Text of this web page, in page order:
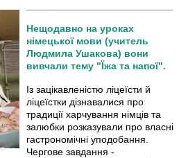
Нещодавно на уроках
німецької мови (учитель
Людмила Ушакова) вони
вивчали тему "Їжа та напої".
Із зацікавленістю ліцеїсти й
ліцеїстки дізнавалися про
традиції харчування німців та
залюбки розказували про власні
гастрономічні уподобання.
Чергове завдання -